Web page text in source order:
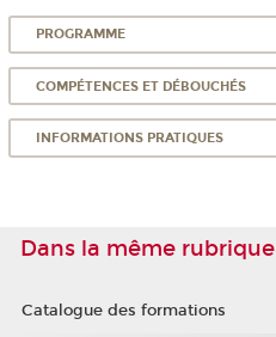
PROGRAMME
COMPÉTENCES ET DÉBOUCHÉS
INFORMATIONS PRATIQUES
Dans la même rubrique
Catalogue des formations